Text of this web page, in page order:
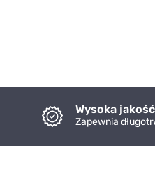
Wysoka
Zapewnia